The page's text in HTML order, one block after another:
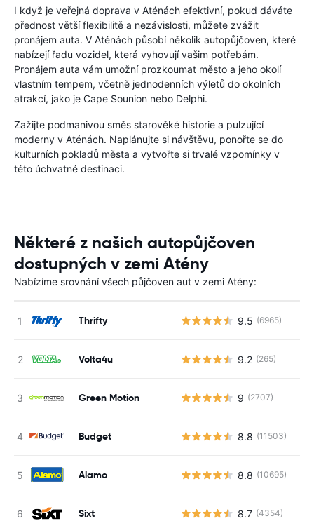
I když je veřejná doprava v Aténách efektivní, pokud dáváte
přednost větší flexibilitě a nezávislosti, můžete zvážit
pronájem auta. V Aténách působí několik autopůjčoven, které
nabízejí řadu vozidel, která vyhovují vašim potřebám.
Pronájem auta vám umožní prozkoumat město a jeho okolí
vlastním tempem, včetně jednodenních výletů do okolních
atrakcí, jako je Cape Sounion nebo Delphi.
Zažijte podmanivou směs starověké historie a pulzující
moderny v Aténách. Naplánujte si návštěvu, ponořte se do
kulturních pokladů města a vytvořte si trvalé vzpomínky v
této úchvatné destinaci.
Některé z našich autopůjčoven
dostupných v zemi Atény
Nabízíme srovnání všech půjčoven aut v zemi Atény:
Thrifty 9.5 (6965)
Volta4u 9.2 (265)
Green Motion 9 (2707)
Budget 8.8 (11503)
Alamo 8.8 (10695)
Sixt 8.7 (4354)